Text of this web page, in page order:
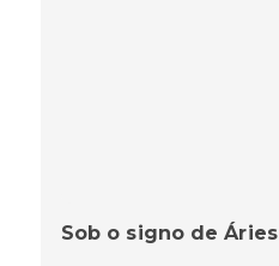
Sob o signo de Áries